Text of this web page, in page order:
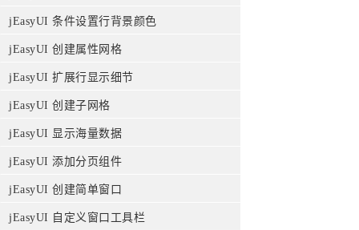
jEasyUI 条件设置行背景颜色
jEasyUI 创建属性网格
jEasyUI 扩展行显示细节
jEasyUI 创建子网格
jEasyUI 显示海量数据
jEasyUI 添加分页组件
jEasyUI 创建简单窗口
jEasyUI 自定义窗口工具栏